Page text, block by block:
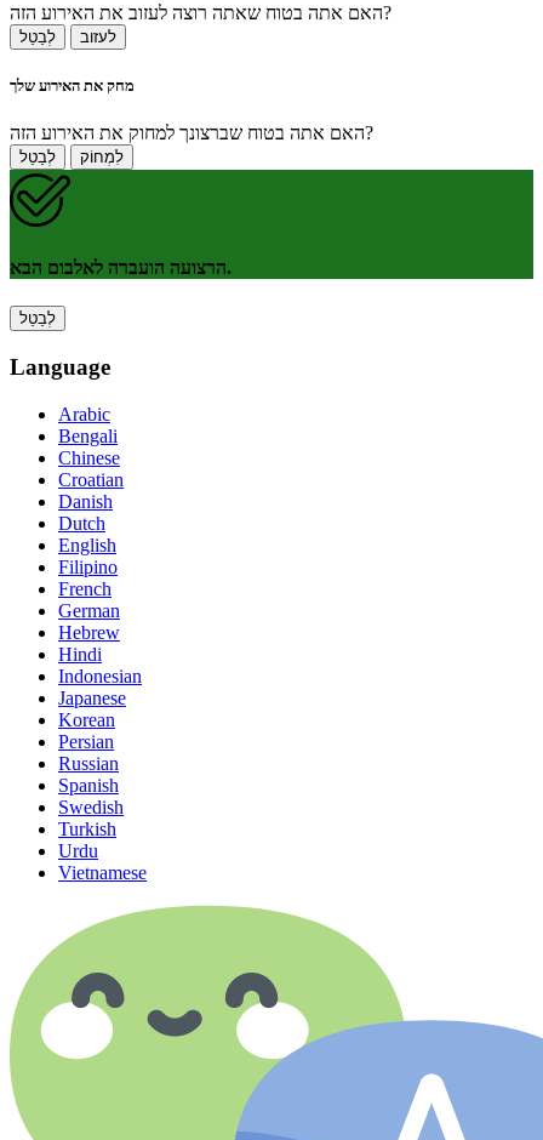
האם אתה בטוח שאתה רוצה לעזוב את האירוע הזה?
לְבַטֵל לעזוב
מחק את האירוע שלך
האם אתה בטוח שברצונך למחוק את האירוע הזה?
לְבַטֵל לִמְחוֹק
הרצועה הועברה לאלבום הבא.
לְבַטֵל
Language
Arabic
Bengali
Chinese
Croatian
Danish
Dutch
English
Filipino
French
German
Hebrew
Hindi
Indonesian
Japanese
Korean
Persian
Russian
Spanish
Swedish
Turkish
Urdu
Vietnamese